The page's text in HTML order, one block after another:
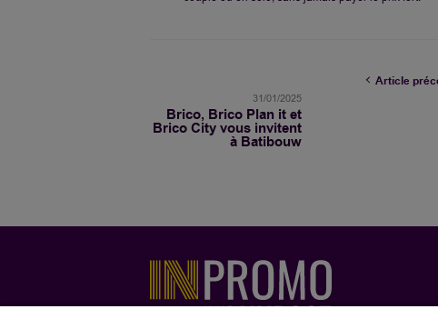
Article
31/01/2025
Brico, Brico Plan it et
Brico City vous invitent
à Batibouw